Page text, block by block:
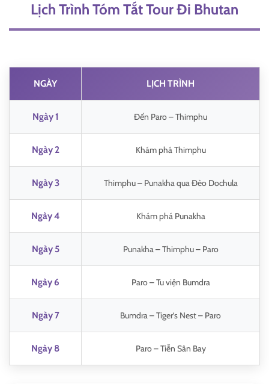
Lịch Trình Tóm Tắt Tour Đi Bhutan
NGÀY LỊCH TRÌNH
Ngày 1 Đến Paro – Thimphu
Ngày 2 Khám phá Thimphu
Ngày 3 Thimphu – Punakha qua Đèo Dochula
Ngày 4 Khám phá Punakha
Ngày 5 Punakha – Thimphu – Paro
Ngày 6 Paro – Tu viện Bumdra
Ngày 7 Bumdra – Tiger’s Nest – Paro
Ngày 8 Paro – Tiễn Sân Bay